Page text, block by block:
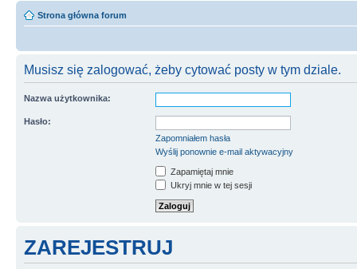
Strona główna forum
Musisz się zalogować, żeby cytować posty w tym dziale.
Nazwa użytkownika:
Hasło:
Zapomniałem hasła
Wyślij ponownie e-mail aktywacyjny
Zapamiętaj mnie
Ukryj mnie w tej sesji
ZAREJESTRUJ